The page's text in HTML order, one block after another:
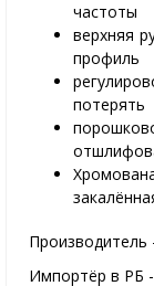
частоты
верхняя
профиль
потерять
Производитель
Импортёр в РБ